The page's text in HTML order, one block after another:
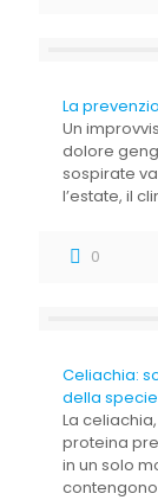
La
Un
dolore
sospirate
l’estate, il
0
Celiachia:
della
La
proteina
in un solo